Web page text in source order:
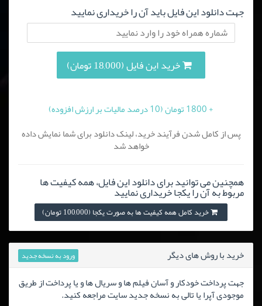
جهت دانلود این فایل باید آن را خریداری نمایید
خرید این فایل (18,000 تومان)
+ 1800 تومان (10 درصد مالیات بر ارزش افزوده)
پس از کامل شدن فرآیند خرید، لینک دانلود برای شما نمایش داده
خواهد شد
همچنین می توانید برای دانلود این فایل، همه کیفیت ها
مربوط به آن را یکجا خریداری نمایید
خرید کامل همه کیفیت ها به صورت یکجا (100,000 تومان)
خرید با روش های دیگر ورود به نسخه جدید
جهت پرداخت خودکار و آسان فیلم ها و سریال ها و یا پرداخت از طریق
موجودی آپرا یا تالی به نسخه جدید سایت مراجعه کنید.